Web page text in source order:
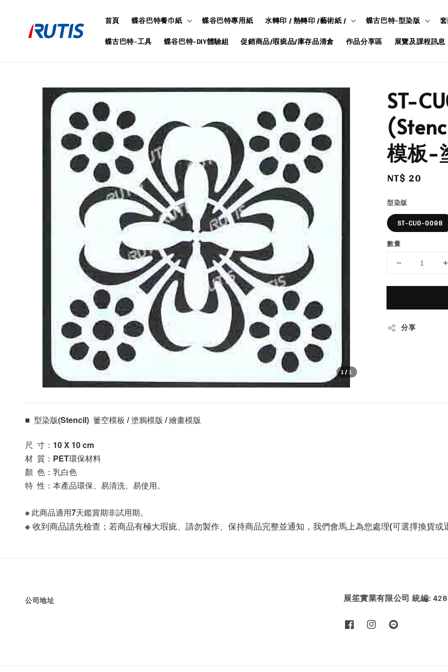
首頁 蝶谷巴特餐巾紙 蝶谷巴特專用紙 水轉印 / 熱轉印 /藝術紙 / 蝶古巴特-型染版
蝶古巴特-工具
蝶谷巴特-DIY體驗組 促銷商品/瑕疵品/庫存品清倉 作品分享區 展覽及課程訊息
1/1
ST-
模板-
Regular
NT$ 20
型染版
ST-CU0-0098
數量
分享
■  型染版(Stencil)  簍空模板 / 塗鴉模版 / 繪畫模版
尺  寸：10 X 10 cm
材  質：PET環保材料
顏  色：乳白色
特  性：本產品環保、易清洗、易使用。
※ 此商品適用7天鑑賞期非試用期。
※ 收到商品請先檢查；若商品有極大瑕疵、請勿製作、保持商品完整並通知，我們會馬上為您處理(可選擇換貨或
公司地址 展笙實業有限公司 統編: